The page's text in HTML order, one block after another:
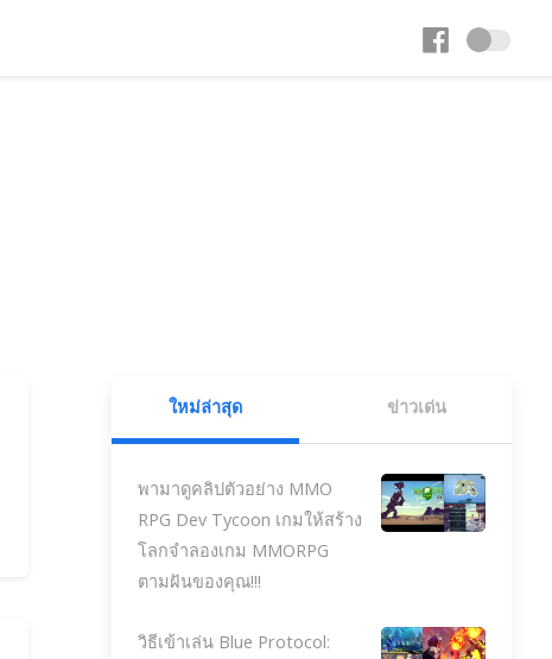
ใหม่ล่าสุด ข่าวเด่น
พามาดูคลิปตัวอย่าง MMO
RPG Dev Tycoon เกมให้สร้าง
โลกจำลองเกม MMORPG
ตามฝันของคุณ!!!
วิธีเข้าเล่น Blue Protocol: